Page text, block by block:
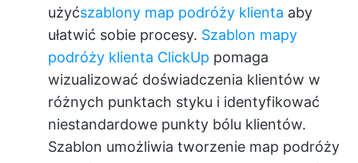
użyćszablony map podróży klienta aby
ułatwić sobie procesy. Szablon mapy
podróży klienta ClickUp pomaga
wizualizować doświadczenia klientów w
różnych punktach styku i identyfikować
niestandardowe punkty bólu klientów.
Szablon umożliwia tworzenie map podróży